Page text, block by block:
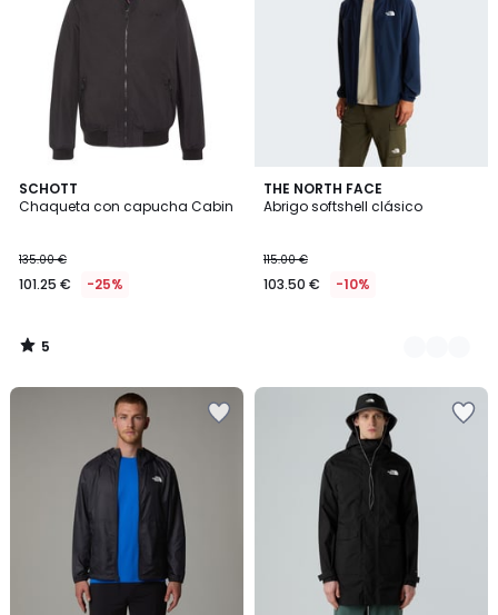
SCHOTT
Chaqueta con capucha Cabin
135.00 €
101.25 € -25%
5
/
5
/
THE NORTH FACE
Abrigo softshell clásico
115.00 €
103.50 € -10%
2
Colores